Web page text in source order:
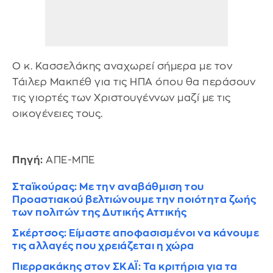
Ο κ. Κασσελάκης αναχωρεί σήμερα με τον
Τάιλερ Μακπέθ για τις ΗΠΑ όπου θα περάσουν
τις γιορτές των Χριστουγέννων μαζί με τις
οικογένειες τους.
Πηγή: ΑΠΕ-ΜΠΕ
Σταϊκούρας: Με την αναβάθμιση του
Προαστιακού βελτιώνουμε την ποιότητα ζωής
των πολιτών της Δυτικής Αττικής
Σκέρτσος: Είμαστε αποφασισμένοι να κάνουμε
τις αλλαγές που χρειάζεται η χώρα
Πιερρακάκης στον ΣΚΑΪ: Τα κριτήρια για τα